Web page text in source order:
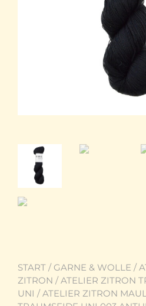
START / GARNE & WOLLE /
ZITRON /ATELIER ZITRON
UNI / ATELIER ZITRON